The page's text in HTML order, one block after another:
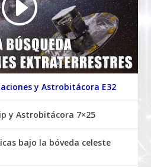
y Astrobitácora E32
y Astrobitácora 7×25
bajo la bóveda celeste